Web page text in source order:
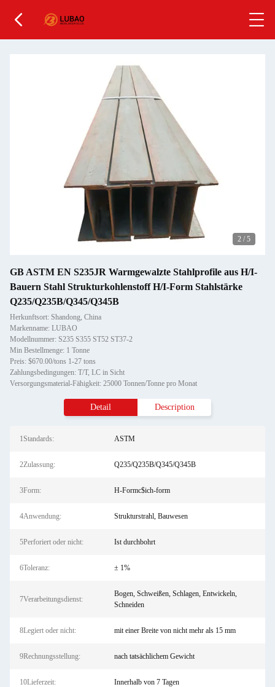
2 / 5
GB ASTM EN S235JR Warmgewalzte Stahlprofile aus H/I-
Bauern Stahl Strukturkohlenstoff H/I-Form Stahlstärke
Q235/Q235B/Q345/Q345B
Herkunftsort: Shandong, China
Markenname: LUBAO
Modellnummer: S235 S355 ST52 ST37-2
Min Bestellmenge: 1 Tonne
Preis: $670.00/tons 1-27 tons
Zahlungsbedingungen: T/T, LC in Sicht
Versorgungsmaterial-Fähigkeit: 25000 Tonnen/Tonne pro Monat
Detail Description
1Standards: ASTM
2Zulassung: Q235/Q235B/Q345/Q345B
3Form: H-Formc$ich-form
4Anwendung: Strukturstrahl, Bauwesen
5Perforiert oder nicht: Ist durchbohrt
6Toleranz: ± 1%
7Verarbeitungsdienst:
Bogen, Schweißen, Schlagen, Entwickeln,
Schneiden
8Legiert oder nicht: mit einer Breite von nicht mehr als 15 mm
9Rechnungsstellung: nach tatsächlichem Gewicht
10Lieferzeit: Innerhalb von 7 Tagen